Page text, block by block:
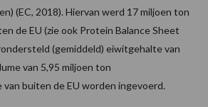
(EC, 2018). Hiervan werd 17 miljoen ton
de EU (zie ook Protein Balance Sheet
(gemiddeld) eiwitgehalte van
van 5,95 miljoen ton
van buiten de EU worden ingevoerd.